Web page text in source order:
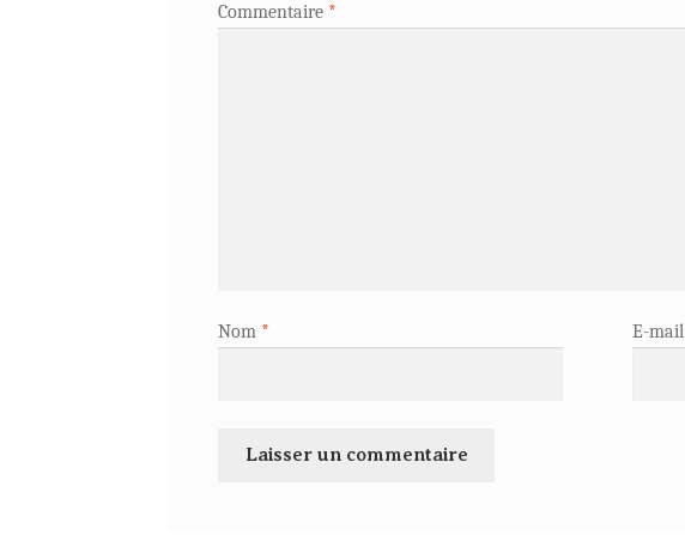
Commentaire *
Nom * E-mail